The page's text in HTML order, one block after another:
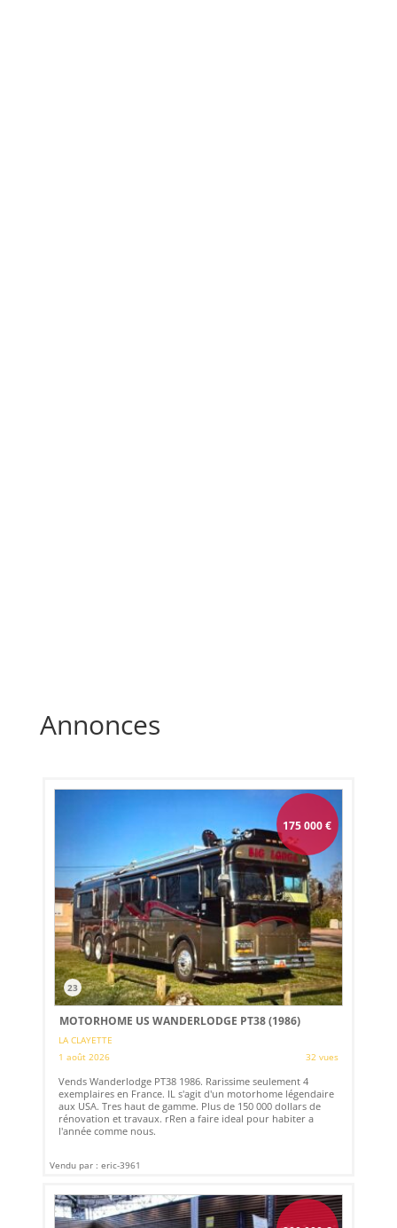
Annonces
175 000€
23
MOTORHOME US WANDERLODGE PT38 (1986)
LA CLAYETTE
1 août 2026
32 vues
Vends Wanderlodge PT38 1986. Rarissime seulement 4
exemplaires en France. IL s'agit d'un motorhome légendaire
aux USA. Tres haut de gamme. Plus de 150 000 dollars de
rénovation et travaux. rRen a faire ideal pour habiter a
l'année comme nous.
Vendu par : eric-3961